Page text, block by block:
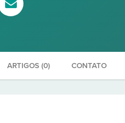
ARTIGOS (0) CONTATO